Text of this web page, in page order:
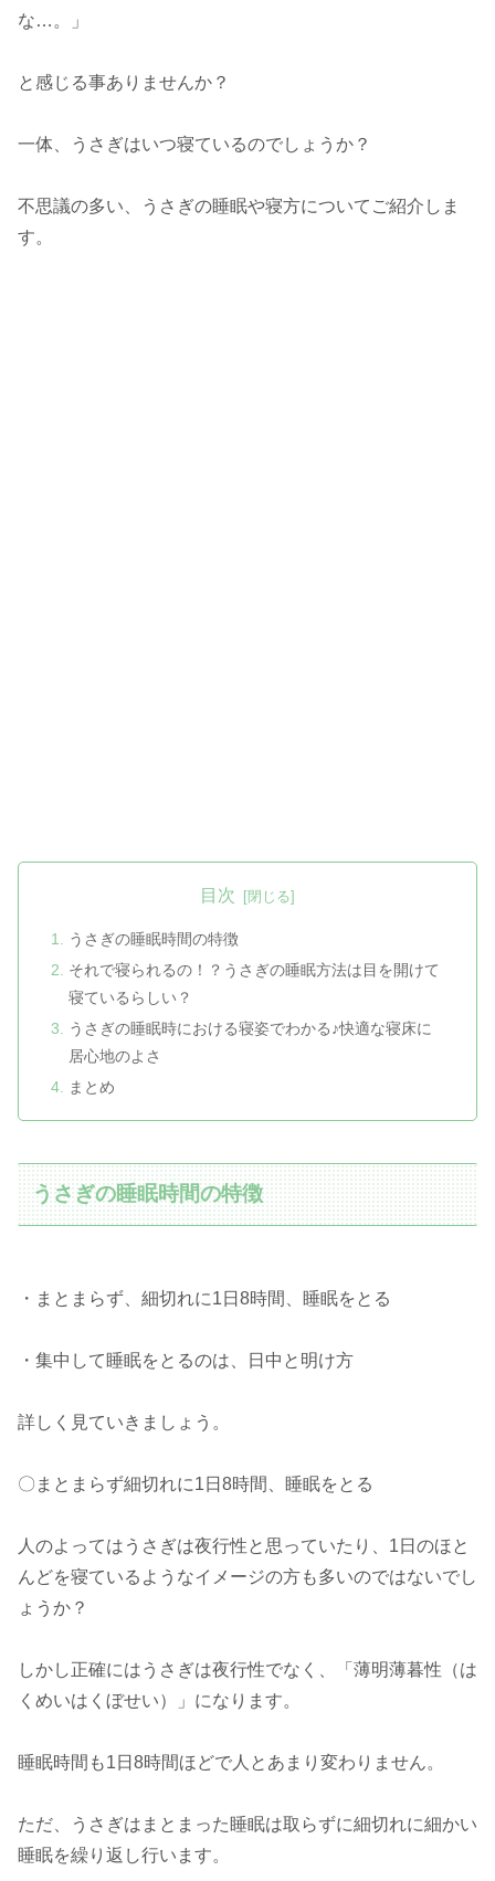
な…。」
と感じる事ありませんか？
一体、うさぎはいつ寝ているのでしょうか？
不思議の多い、うさぎの睡眠や寝方についてご紹介しま
す。
目次
うさぎの睡眠時間の特徴
それで寝られるの！？うさぎの睡眠方法は目を開けて
寝ているらしい？
うさぎの睡眠時における寝姿でわかる♪快適な寝床に
居心地のよさ
まとめ
うさぎの睡眠時間の特徴
・まとまらず、細切れに1日8時間、睡眠をとる
・集中して睡眠をとるのは、日中と明け方
詳しく見ていきましょう。
〇まとまらず細切れに1日8時間、睡眠をとる
人のよってはうさぎは夜行性と思っていたり、1日のほと
んどを寝ているようなイメージの方も多いのではないでし
ょうか？
しかし正確にはうさぎは夜行性でなく、「薄明薄暮性（は
くめいはくぼせい）」になります。
睡眠時間も1日8時間ほどで人とあまり変わりません。
ただ、うさぎはまとまった睡眠は取らずに細切れに細かい
睡眠を繰り返し行います。